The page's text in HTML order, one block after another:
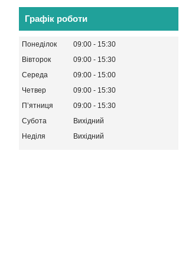
Графік роботи
Понеділок 09:00
15:30
Вівторок
09:00
15:30
Середа
09:00
15:00
Четвер
09:00
15:30
Пʼятниця
09:00
15:30
Субота
Вихідний
Неділя
Вихідний